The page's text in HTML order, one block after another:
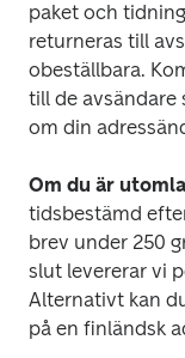
paket och
returneras till
obeställbara.
till de
om din
Om du är
tidsbestämd
brev under 250
slut levererar vi
Alternativt kan
på en finländsk